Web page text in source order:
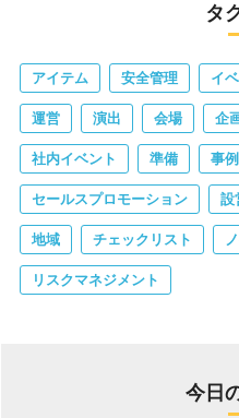
タ
アイテム 安全管理 イ
運営 演出 会場 企
社内イベント 準備 事例
セールスプロモーション 設
地域 チェックリスト
リスクマネジメント
今日